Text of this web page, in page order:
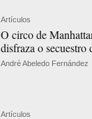
Artículos
O circo de
disfraza o secuestro
André Abeledo Fernández
Artículos